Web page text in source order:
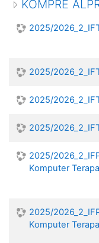
KOMPRE
2025/
2025/
2025/
2025/
2025/
Komputer
2025/
Komputer